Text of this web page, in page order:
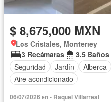
$ 8,675,000 MXN
Los Cristales, Monterrey
3 Recámaras
3.5 Baños
Seguridad
Jardín Alberca
Aire acondicionado
06/07/2026 en - Raquel Villarreal